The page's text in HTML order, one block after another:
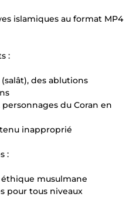
islamiques au format MP4
:
des ablutions
du Coran en
inapproprié
:
éthique musulmane
pour tous niveaux